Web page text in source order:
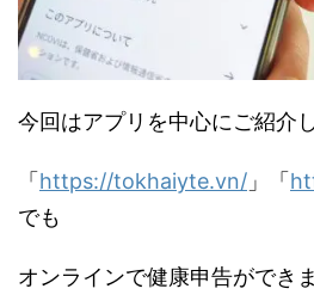
今回はアプリを中心にご紹介
「 https://tokhaiyte.vn/ 」「
でも
オンラインで健康申告ができま